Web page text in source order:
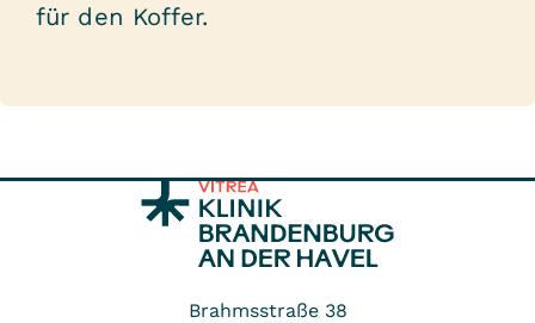
für den Koffer.
Brahmsstraße 38